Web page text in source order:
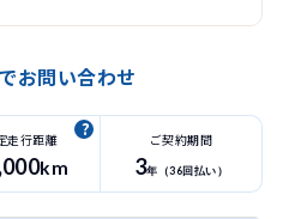
お問い合わせ
走行距離
,000km
ご契約期間
3年（36回払い）